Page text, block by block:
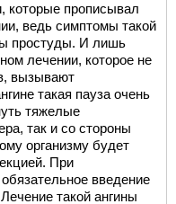
которые прописывал
ведь симптомы такой
простуды. И лишь
лечении, которое не
вызывают
такая пауза очень
тяжелые
так и со стороны
организму будет
При
введение
такой ангины